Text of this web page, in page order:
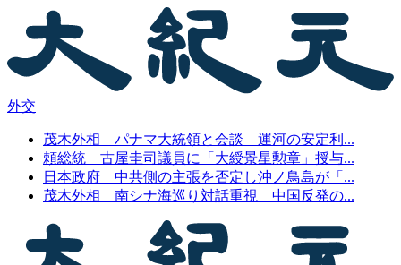
外交
茂木外相 パナマ大統領と会談 運河の安定利...
頼総統 古屋圭司議員に「大綬景星勲章」授与...
日本政府 中共側の主張を否定し沖ノ鳥島が「...
茂木外相 南シナ海巡り対話重視 中国反発の...